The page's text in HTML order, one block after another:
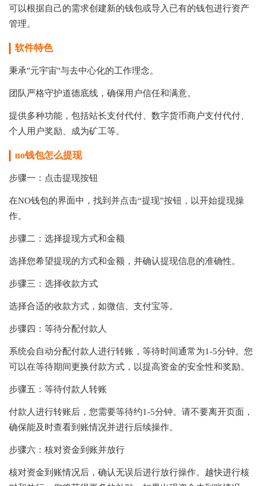
可以根据自己的需求创建新的钱包或导入已有的钱包进行资产
管理。
软件特色
秉承"元宇宙"与去中心化的工作理念。
团队严格守护道德底线，确保用户信任和满意。
提供多种功能，包括站长支付代付、数字货币商户支付代付、
个人用户奖励、成为矿工等。
no钱包怎么提现
步骤一：点击提现按钮
在NO钱包的界面中，找到并点击“提现”按钮，以开始提现操
作。
步骤二：选择提现方式和金额
选择您希望提现的方式和金额，并确认提现信息的准确性。
步骤三：选择收款方式
选择合适的收款方式，如微信、支付宝等。
步骤四：等待分配付款人
系统会自动分配付款人进行转账，等待时间通常为1-5分钟。您
可以在等待期间更换付款方式，以提高资金的安全性和奖励。
步骤五：等待付款人转账
付款人进行转账后，您需要等待约1-5分钟。请不要离开页面，
确保能及时查看到账情况并进行后续操作。
步骤六：核对资金到账并放行
核对资金到账情况后，确认无误后进行放行操作。越快进行核